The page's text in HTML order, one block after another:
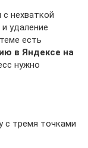
нехваткой
удаление
есть
в Яндексе на
нужно
с тремя точками